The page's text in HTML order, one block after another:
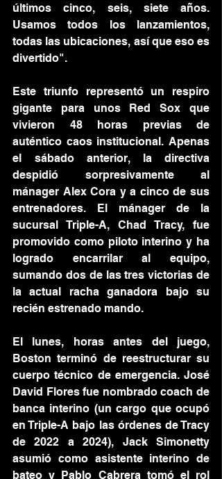
últimos cinco, seis, siete años.
Usamos todos los lanzamientos,
todas las ubicaciones, así que eso es
divertido".
Este triunfo representó un respiro
gigante para unos Red Sox que
vivieron 48 horas previas de
auténtico caos institucional. Apenas
el sábado anterior, la directiva
despidió sorpresivamente al
mánager Alex Cora y a cinco de sus
entrenadores. El mánager de la
sucursal Triple-A, Chad Tracy, fue
promovido como piloto interino y ha
logrado encarrilar al equipo,
sumando dos de las tres victorias de
la actual racha ganadora bajo su
recién estrenado mando.
El lunes, horas antes del juego,
Boston terminó de reestructurar su
cuerpo técnico de emergencia. José
David Flores fue nombrado coach de
banca interino (un cargo que ocupó
en Triple-A bajo las órdenes de Tracy
de 2022 a 2024), Jack Simonetty
asumió como asistente interino de
bateo y Pablo Cabrera tomó el rol